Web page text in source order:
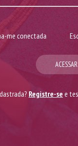
me conectada
Registre-se e